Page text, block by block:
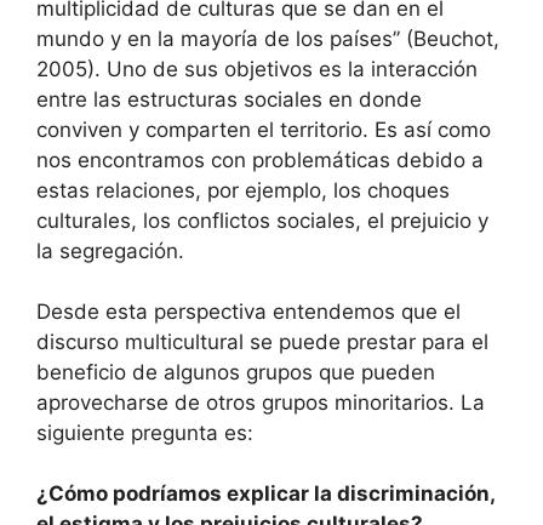
multiplicidad de culturas que se dan en el
mundo y en la mayoría de los países” (Beuchot,
2005). Uno de sus objetivos es la interacción
entre las estructuras sociales en donde
conviven y comparten el territorio. Es así como
nos encontramos con problemáticas debido a
estas relaciones, por ejemplo, los choques
culturales, los conflictos sociales, el prejuicio y
la segregación.
Desde esta perspectiva entendemos que el
discurso multicultural se puede prestar para el
beneficio de algunos grupos que pueden
aprovecharse de otros grupos minoritarios. La
siguiente pregunta es:
¿Cómo podríamos explicar la discriminación,